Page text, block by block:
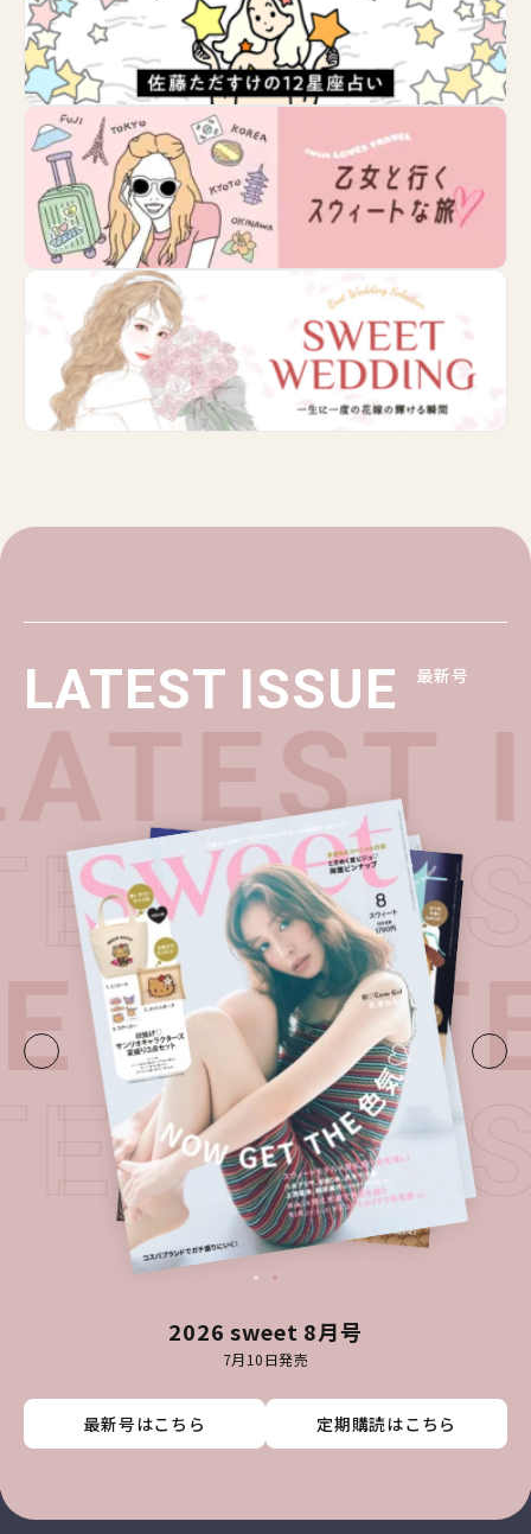
LATEST ISSUE 最新号
2026 sweet 8月号
7月10日発売
最新号はこちら 定期購読はこちら
最新号はこちら 定期購読はこちら
最新号はこちら 定期購読はこちら
最新号はこちら 定期購読はこちら
・